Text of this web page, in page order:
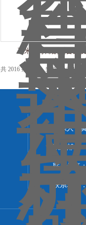
玉米赤霉烯酮复合免
共 2016 条记录，当前 66 / 135
联系人：
联系邮箱
联系传真
联系地址